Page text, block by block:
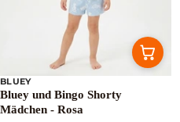
Ausverkauft
BLUEY
Bluey und Bingo Shorty
Mädchen - Rosa